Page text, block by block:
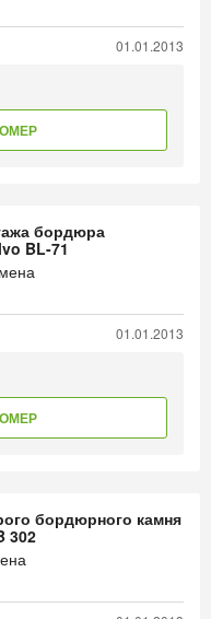
01.01.2013
бордюра
BL-71
01.01.2013
бордюрного камня
302